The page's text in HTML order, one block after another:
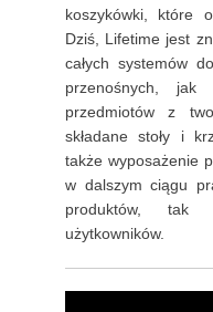
koszykówki, które
Dziś, Lifetime jest
całych systemów
przenośnych,
przedmiotów z
składane stoły i
także wyposażenie
w dalszym ciągu
produktów, tak
użytkowników.